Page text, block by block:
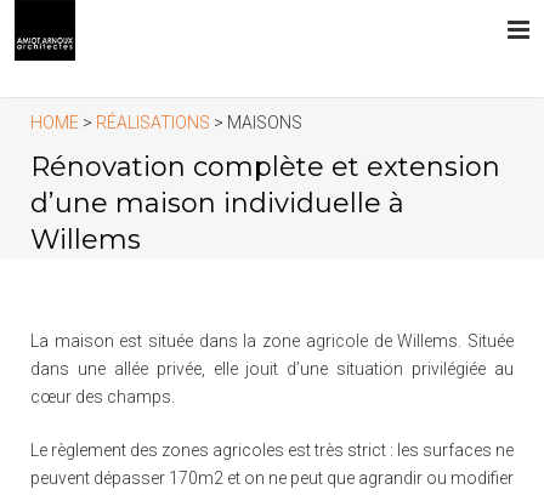
L’AGENCE
PRESTATIONS
RÉALISATIONS
HOME > RÉALISATIONS > MAISONS
Rénovation complète et extension
d’une maison individuelle à
Willems
La maison est située dans la zone agricole de Willems. Située
dans une allée privée, elle jouit d’une situation privilégiée au
cœur des champs.
Le règlement des zones agricoles est très strict : les surfaces ne
peuvent dépasser 170m2 et on ne peut que agrandir ou modifier